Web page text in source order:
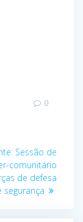
0
Post
seguinte:
Sessão de
comunitário
de defesa
segurança